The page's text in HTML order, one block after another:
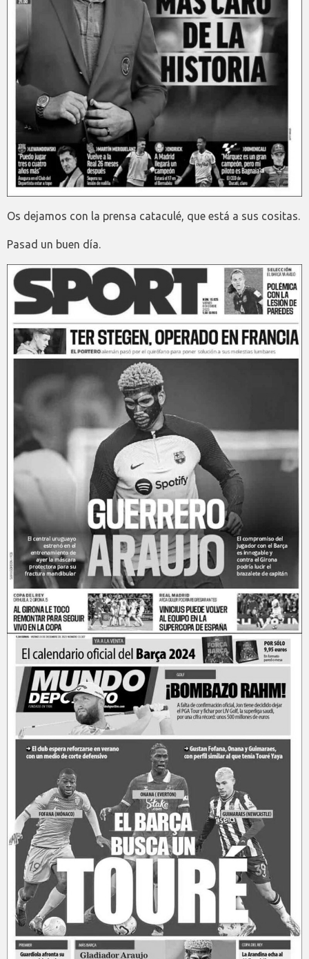
Os dejamos con la prensa cataculé, que está a sus cositas.
Pasad un buen día.